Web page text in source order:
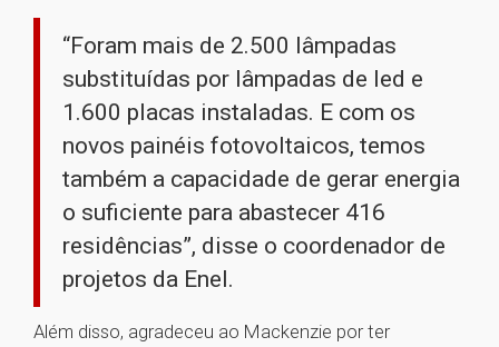
“Foram mais de 2.500 lâmpadas
substituídas por lâmpadas de led e
1.600 placas instaladas. E com os
novos painéis fotovoltaicos, temos
também a capacidade de gerar energia
o suficiente para abastecer 416
residências”, disse o coordenador de
projetos da Enel.
Além disso, agradeceu ao Mackenzie por ter